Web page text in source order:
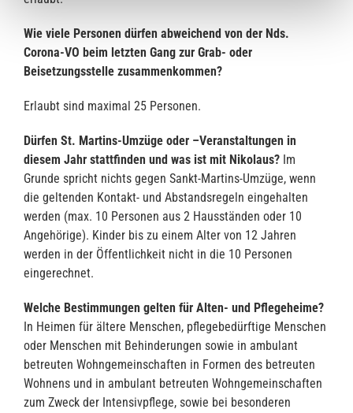
Wie viele Personen dürfen abweichend von der Nds.
Corona-VO beim letzten Gang zur Grab- oder
Beisetzungsstelle zusammenkommen?
Erlaubt sind maximal 25 Personen.
Dürfen St. Martins-Umzüge oder –Veranstaltungen in
diesem Jahr stattfinden und was ist mit Nikolaus? Im
Grunde spricht nichts gegen Sankt-Martins-Umzüge, wenn
die geltenden Kontakt- und Abstandsregeln eingehalten
werden (max. 10 Personen aus 2 Hausständen oder 10
Angehörige). Kinder bis zu einem Alter von 12 Jahren
werden in der Öffentlichkeit nicht in die 10 Personen
eingerechnet.
Welche Bestimmungen gelten für Alten- und Pflegeheime?
In Heimen für ältere Menschen, pflegebedürftige Menschen
oder Menschen mit Behinderungen sowie in ambulant
betreuten Wohngemeinschaften in Formen des betreuten
Wohnens und in ambulant betreuten Wohngemeinschaften
zum Zweck der Intensivpflege, sowie bei besonderen